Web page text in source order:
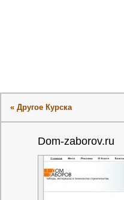
« Другое Курска
Dom-zaborov.ru